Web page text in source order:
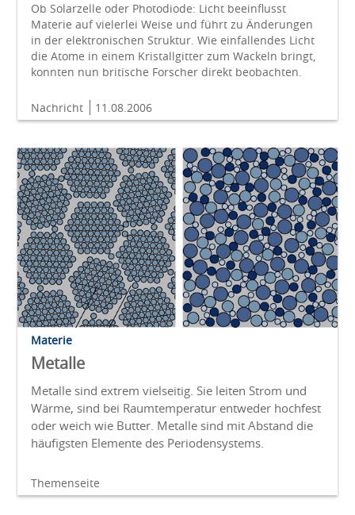
Ob Solarzelle oder Photodiode: Licht beeinflusst
Materie auf vielerlei Weise und führt zu Änderungen
in der elektronischen Struktur. Wie einfallendes Licht
die Atome in einem Kristallgitter zum Wackeln bringt,
konnten nun britische Forscher direkt beobachten.
Nachricht 11.08.2006
Materie
Metalle
Metalle sind extrem vielseitig. Sie leiten Strom und
Wärme, sind bei Raumtemperatur entweder hochfest
oder weich wie Butter. Metalle sind mit Abstand die
häufigsten Elemente des Periodensystems.
Themenseite